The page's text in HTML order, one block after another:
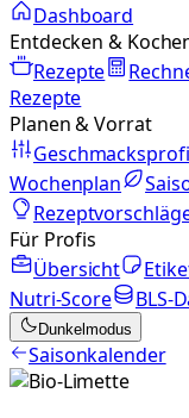
Dashboard
Entdecken &
Rezepte
Rezepte
Planen & Vorrat
Wochenplan
Für Profis
Übersicht
Nutri-Score
BLS-
Dunkelmodus
Saisonkalender